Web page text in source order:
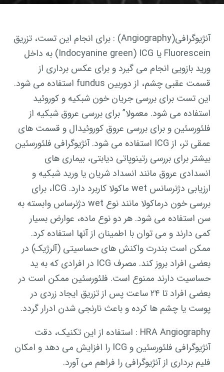
آنژیوگرافی(Angiography) : برای انجام این تست، تزریق
Fluorescein یا Indocyanine green) ICG) به داخل
ورید بازویی انجام می گیرد و برای عکس برداری از
قسمت عقبی چشم، از دوربین fundus استفاده می شود.
این تست برای بررسی جریان خون شبکیه و کوروئید
استفاده می شود. معمولا” برای بررسی عروق شبکیه از
فلئورسئین و برای بررسی عروق کوروئیدال و قسمت های
عمقی تر، از ICG استفاده می شود. آنژیوگرافی فلئورسئین
بیشتر برای بررسی رتینوپاتی دیابتی، بیماری های
انسدادی عروق مانند انسداد شریان یا ورید شبکیه و
ارزیابی دژنرسانس wet ماکولا کاربرد دارد. ICG، برای
بررسی خون درماکولا مانند نوع wet دژنرساس وابسته به
سن استفاده می شود. هر دو نوع ماده، عوارض بسیار
کمی دارند و می توان با اطمینان از آنها استفاده کرد.
ممکن است بندرت واکنش های حساسیتی (آلرژیک) در
بعضی افراد بروز کند. مصرف ICG در افرادی که به ید
حساسیت دارند ممنوع است. فلئورسئین ممکن است در
بعضی افراد تا ۲۴ ساعت پس از تزریق ایجاد زردی در
پوست یا چشم ها کرده و باعث نارنجی شدن ادرار گردد.
HRA Angiography : استفاده از این تکنیک، دقت
آنژیوگرافی فلئورسئین و ICG را افزایش می دهد و امکان
فلیم برداری از آنژیوگرافی را فراهم می آورد.